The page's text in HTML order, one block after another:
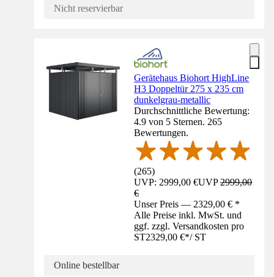
Nicht reservierbar
Gerätehaus Biohort HighLine
H3 Doppeltür 275 x 235 cm
dunkelgrau-metallic
Durchschnittliche Bewertung:
4.9 von 5 Sternen. 265
Bewertungen.
(265)
UVP: 2999,00 €UVP2999,00
€
Unser Preis — 2329,00 € *
Alle Preise inkl. MwSt. und
ggf. zzgl. Versandkosten pro
ST2329,00 €*/ ST
Online bestellbar